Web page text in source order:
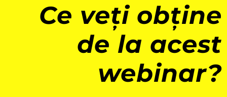
Ce veți obține
de la acest
webinar?